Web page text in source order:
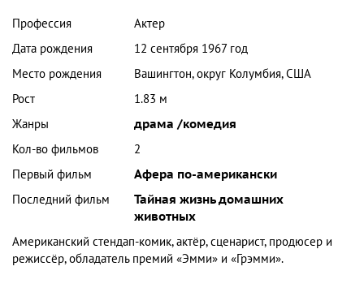
Профессия
Актер
Дата рождения
12 сентября 1967 год
Место рождения
Вашингтон, округ Колумбия, США
Рост
1.83 м
Жанры
драма /комедия
Кол-во фильмов
2
Первый фильм
Афера по-американски
Последний фильм
Тайная жизнь домашних
животных
Американский стендап-комик, актёр, сценарист, продюсер и
режиссёр, обладатель премий «Эмми» и «Грэмми».